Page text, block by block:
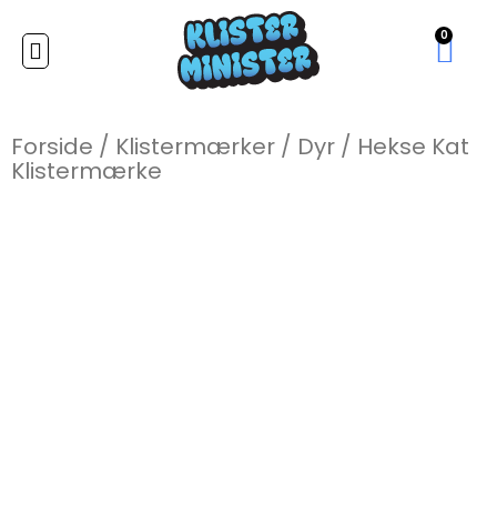
0
Forside / Klistermærker / Dyr / Hekse Kat
Klistermærke